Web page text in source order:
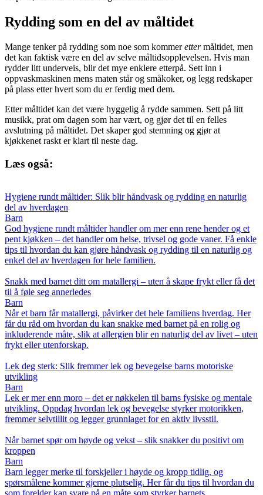
Rydding som en del av måltidet
Mange tenker på rydding som noe som kommerettermåltidet, men
det kan faktisk være en del av selve måltidsopplevelsen. Hvis man
rydder litt underveis, blir det mye enklere etterpå. Sett inn i
oppvaskmaskinen mens maten står og småkoker, og legg redskaper
på plass etter hvert som du er ferdig med dem.
Etter måltidet kan det være hyggelig å rydde sammen. Sett på litt
musikk, prat om dagen som har vært, og gjør det til en felles
avslutning på måltidet. Det skaper god stemning og gjør at
kjøkkenet raskt er klart til neste dag.
Læs også:
Hygiene rundt måltider: Slik blir håndvask og rydding en naturlig
del av hverdagen
Barn
God hygiene rundt måltider handler om mer enn rene hender og et
pent kjøkken – det handler om helse, trivsel og gode vaner. Få enkle
tips til hvordan du kan gjøre håndvask og rydding til en naturlig og
enkel del av hverdagen for hele familien.
Snakk med barnet ditt om matallergi – uten å skape frykt eller få det
til å føle seg annerledes
Barn
Når et barn får matallergi, påvirker det hele familiens hverdag. Her
får du råd om hvordan du kan snakke med barnet på en rolig og
inkluderende måte, slik at allergien blir en naturlig del av livet – uten
frykt eller utenforskap.
Lek deg sterk: Slik fremmer lek og bevegelse barns motoriske
utvikling
Barn
Lek er mer enn moro – det er nøkkelen til barns fysiske og mentale
utvikling. Oppdag hvordan lek og bevegelse styrker motorikken,
fremmer selvtillit og legger grunnlaget for en aktiv livsstil.
Når barnet spør om høyde og vekst – slik snakker du positivt om
kroppen
Barn
Barn legger merke til forskjeller i høyde og kropp tidlig, og
spørsmålene kommer gjerne plutselig. Her får du tips til hvordan du